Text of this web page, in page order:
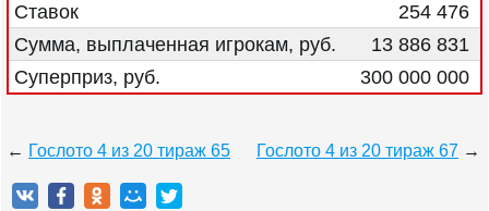
Ставок
254 476
Сумма, выплаченная игрокам, руб.
13 886 831
Суперприз, руб.
300 000 000
← Гослото 4 из 20 тираж 65 Гослото 4 из 20 тираж 67 →